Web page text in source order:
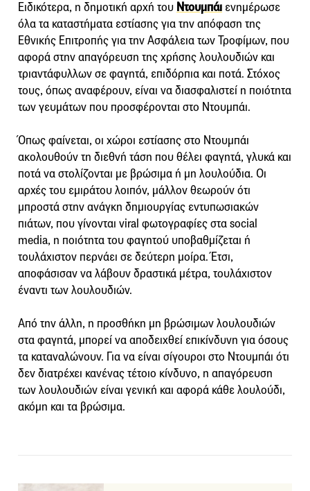
Ειδικότερα, η δημοτική αρχή του Ντουμπάι ενημέρωσε
όλα τα καταστήματα εστίασης για την απόφαση της
Εθνικής Επιτροπής για την Ασφάλεια των Τροφίμων, που
αφορά στην απαγόρευση της χρήσης λουλουδιών και
τριαντάφυλλων σε φαγητά, επιδόρπια και ποτά. Στόχος
τους, όπως αναφέρουν, είναι να διασφαλιστεί η ποιότητα
των γευμάτων που προσφέρονται στο Ντουμπάι.
Όπως φαίνεται, οι χώροι εστίασης στο Ντουμπάι
ακολουθούν τη διεθνή τάση που θέλει φαγητά, γλυκά και
ποτά να στολίζονται με βρώσιμα ή μη λουλούδια. Οι
αρχές του εμιράτου λοιπόν, μάλλον θεωρούν ότι
μπροστά στην ανάγκη δημιουργίας εντυπωσιακών
πιάτων, που γίνονται viral φωτογραφίες στα social
media, η ποιότητα του φαγητού υποβαθμίζεται ή
τουλάχιστον περνάει σε δεύτερη μοίρα. Έτσι,
αποφάσισαν να λάβουν δραστικά μέτρα, τουλάχιστον
έναντι των λουλουδιών.
Από την άλλη, η προσθήκη μη βρώσιμων λουλουδιών
στα φαγητά, μπορεί να αποδειχθεί επικίνδυνη για όσους
τα καταναλώνουν. Για να είναι σίγουροι στο Ντουμπάι ότι
δεν διατρέχει κανένας τέτοιο κίνδυνο, η απαγόρευση
των λουλουδιών είναι γενική και αφορά κάθε λουλούδι,
ακόμη και τα βρώσιμα.